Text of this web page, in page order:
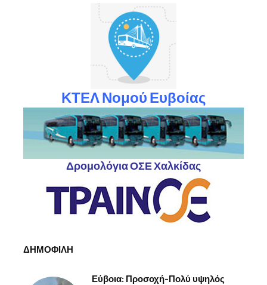
ΚΤΕΛ Νομού Ευβοίας
Δρομολόγια ΟΣΕ Χαλκίδας
ΔΗΜΟΦΙΛΗ
Εύβοια: Προσοχή-Πολύ υψηλός